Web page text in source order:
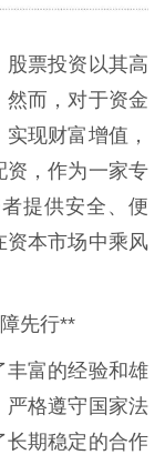
票投资以其高
而，对于资金
现财富增值，
资，作为一家专
提供安全、便
资本市场中乘风
先行**
丰富的经验和雄
严格遵守国家法
长期稳定的合作